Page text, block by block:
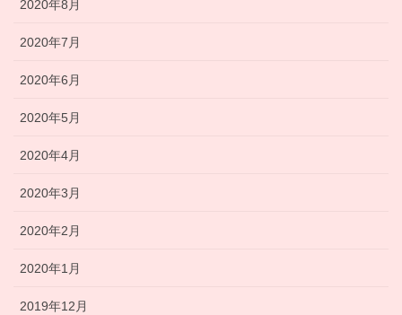
2020年8月
2020年7月
2020年6月
2020年5月
2020年4月
2020年3月
2020年2月
2020年1月
2019年12月